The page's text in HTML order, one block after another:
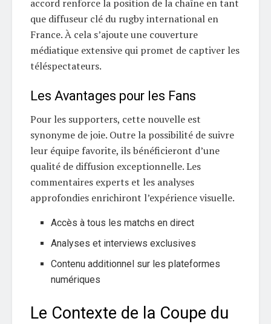
accord renforce la position de la chaîne en tant
que diffuseur clé du rugby international en
France. À cela s’ajoute une couverture
médiatique extensive qui promet de captiver les
téléspectateurs.
Les Avantages pour les Fans
Pour les supporters, cette nouvelle est
synonyme de joie. Outre la possibilité de suivre
leur équipe favorite, ils bénéficieront d’une
qualité de diffusion exceptionnelle. Les
commentaires experts et les analyses
approfondies enrichiront l’expérience visuelle.
Accès à tous les matchs en direct
Analyses et interviews exclusives
Contenu additionnel sur les plateformes
numériques
Le Contexte de la Coupe du